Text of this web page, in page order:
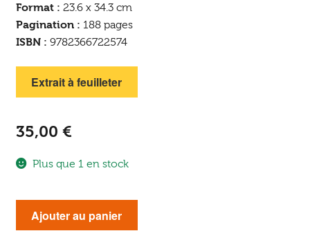
Format : 23.6 x 34.3 cm
Pagination : 188 pages
ISBN : 9782366722574
Extrait à feuilleter
35,00 €
Plus que 1 en stock
Ajouter au panier